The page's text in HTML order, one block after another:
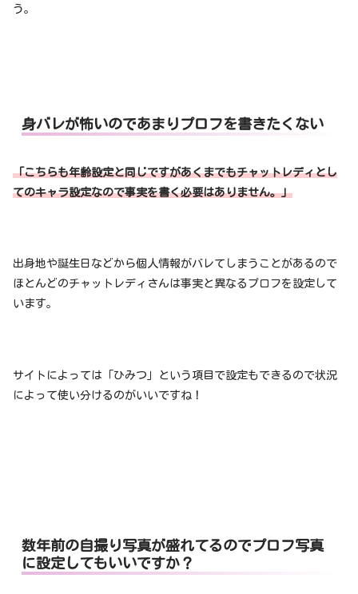
う。
身バレが怖いのであまりプロフを書きたくない
「こちらも年齢設定と同じですがあくまでもチャットレディとし
てのキャラ設定なので事実を書く必要はありません。」
出身地や誕生日などから個人情報がバレてしまうことがあるので
ほとんどのチャットレディさんは事実と異なるプロフを設定して
います。
サイトによっては「ひみつ」という項目で設定もできるので状況
によって使い分けるのがいいですね！
数年前の自撮り写真が盛れてるのでプロフ写真
に設定してもいいですか？